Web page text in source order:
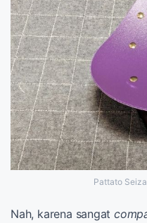
Pattato
Nah, karena sangat